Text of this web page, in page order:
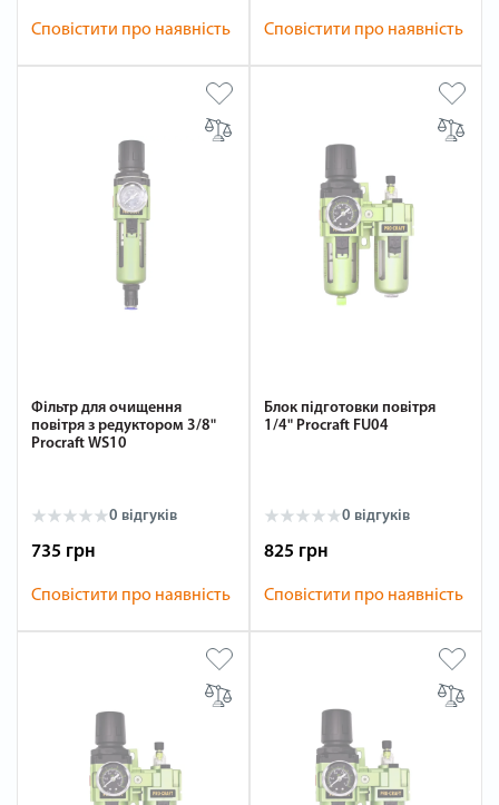
Сповістити про наявність Сповістити про наявність
Фільтр для очищення
повітря з редуктором 3/8"
Procraft WS10
0 відгуків
735 грн
Сповістити про наявність
Блок підготовки повітря
1/4" Procraft FU04
0 відгуків
825 грн
Сповістити про наявність